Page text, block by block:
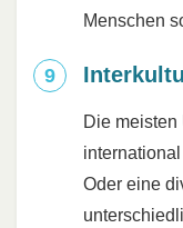
Menschen
Die
Oder eine